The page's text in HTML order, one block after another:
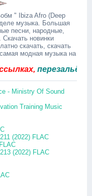
" Ibiza Afro (Deep
музыка. Большая
песни, народные,
новинки
скачать, скачать
модная музыка на
перезальём
- Ministry Of Sound
Training Music
(2022) FLAC
(2022) FLAC